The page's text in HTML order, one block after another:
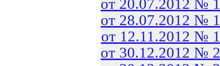
от 20.07.2012 №
от 28.07.2012 №
от 12.11.2012 №
от 30.12.2012 №